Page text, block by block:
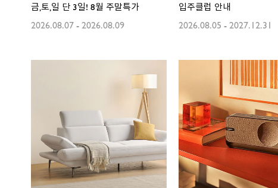
금,토,일 단 3일! 8월 주말특가
2026.08.07-2026.08.09
입주클럽 안내
2026.08.05 -2027.12.31